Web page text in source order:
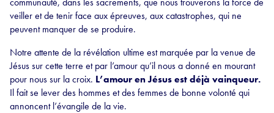
veiller et de tenir face aux épreuves, aux catastrophes, qui ne
peuvent manquer de se produire.
Notre attente de la révélation ultime est marquée par la venue de
Jésus sur cette terre et par l’amour qu’il nous a donné en mourant
pour nous sur la croix. L’amour en Jésus est déjà vainqueur.
Il fait se lever des hommes et des femmes de bonne volonté qui
annoncent l’évangile de la vie.